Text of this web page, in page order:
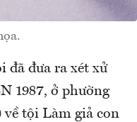
đã đưa ra xét xử
1987, ở phường
tội Làm giả con